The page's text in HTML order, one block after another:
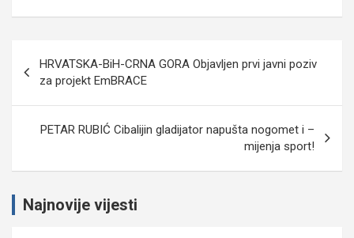
objava
HRVATSKA-BiH-CRNA GORA Objavljen prvi javni poziv
za projekt EmBRACE
PETAR RUBIĆ Cibalijin gladijator napušta nogomet i –
mijenja sport!
Najnovije vijesti